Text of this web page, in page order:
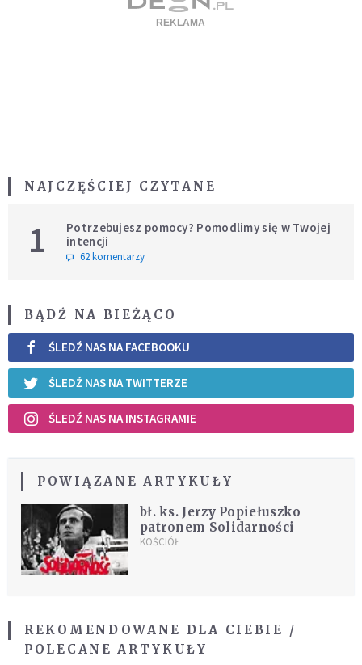
NAJCZĘŚCIEJ CZYTANE
1
Potrzebujesz pomocy? Pomodlimy się w Twojej
intencji
62 komentarzy
BĄDŹ NA BIEŻĄCO
ŚLEDŹ NAS NA FACEBOOKU
ŚLEDŹ NAS NA TWITTERZE
ŚLEDŹ NAS NA INSTAGRAMIE
POWIĄZANE ARTYKUŁY
bł. ks. Jerzy Popiełuszko
patronem Solidarności
KOŚCIÓŁ
REKOMENDOWANE DLA CIEBIE /
POLECANE ARTYKUŁY